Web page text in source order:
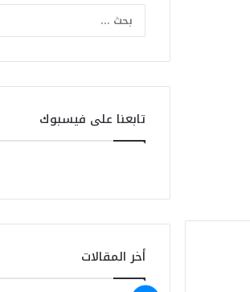
تابعنا على فيسبوك
أخر المقالات